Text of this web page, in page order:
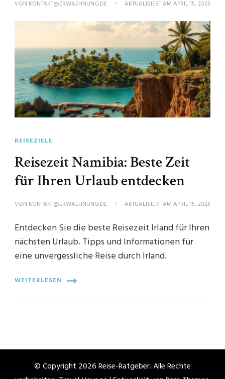
VON KONTAKT@ERWAEHNUNG.DE AKTUALISIERT AM APRIL 15, 2025
REISEZIELE
Reisezeit Namibia: Beste Zeit
für Ihren Urlaub entdecken
VON KONTAKT@ERWAEHNUNG.DE AKTUALISIERT AM APRIL 15, 2025
Entdecken Sie die beste Reisezeit Irland für Ihren
nächsten Urlaub. Tipps und Informationen für
eine unvergessliche Reise durch Irland.
WEITERLESEN
© Copyright 2026Reise-Ratgeber. Alle Rechte